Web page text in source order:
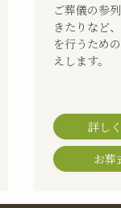
ご葬儀の参
きたりなど
を行うため
えします。
詳し
お葬